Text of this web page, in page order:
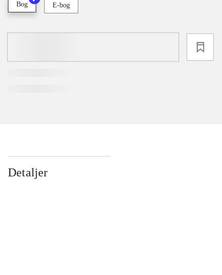
Bog E-bog
Detaljer